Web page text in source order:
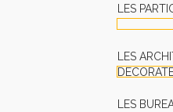
LES
LES
LES